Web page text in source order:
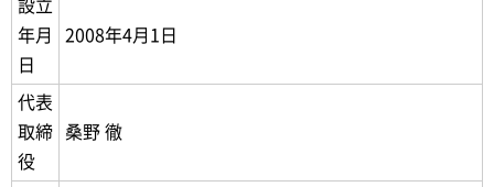
設立
年月
日
2008年4月1日
代表
取締
役
桑野 徹